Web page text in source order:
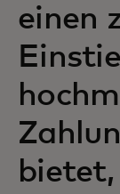
einen
bietet,